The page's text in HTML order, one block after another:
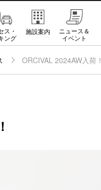
ス・
ング
施設案内
ニュース＆
イベント
ORCIVAL 2024AW入荷！